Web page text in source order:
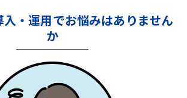
・運用でお悩みはありません
か